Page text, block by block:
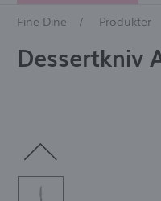
Fine Dine Produkter
Dessertkniv